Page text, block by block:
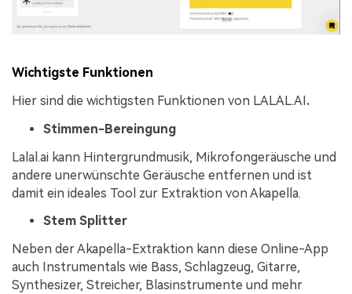
Wichtigste Funktionen
Hier sind die wichtigsten Funktionen von LALAL.AI.
Stimmen-Bereingung
Lalal.ai kann Hintergrundmusik, Mikrofongeräusche und
andere unerwünschte Geräusche entfernen und ist
damit ein ideales Tool zur Extraktion von Akapella.
Stem Splitter
Neben der Akapella-Extraktion kann diese Online-App
auch Instrumentals wie Bass, Schlagzeug, Gitarre,
Synthesizer, Streicher, Blasinstrumente und mehr